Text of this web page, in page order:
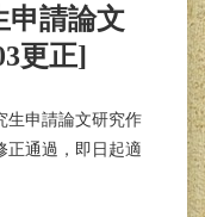
申請論文
更正]
生申請論文研究作
正通過，即日起適